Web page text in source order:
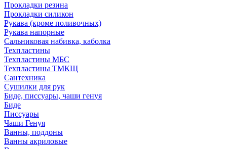
Прокладки резина
Прокладки силикон
Рукава (кроме поливочных)
Рукава напорные
Сальниковая набивка, каболка
Техпластины
Техпластины МБС
Техпластины ТМКЩ
Сантехника
Сушилки для рук
Биде, писсуары, чаши генуя
Биде
Писсуары
Чаши Генуя
Ванны, поддоны
Ванны акриловые